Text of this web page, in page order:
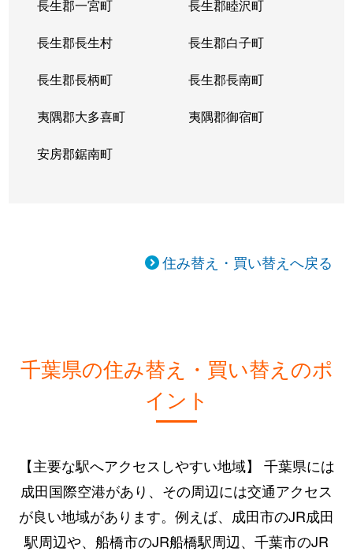
長生郡一宮町 長生郡睦沢町
長生郡長生村 長生郡白子町
長生郡長柄町 長生郡長南町
夷隅郡大多喜町 夷隅郡御宿町
安房郡鋸南町
住み替え・買い替えへ戻る
千葉県の住み替え・買い替えのポ
イント
【主要な駅へアクセスしやすい地域】 千葉県には
成田国際空港があり、その周辺には交通アクセス
が良い地域があります。例えば、成田市のJR成田
駅周辺や、船橋市のJR船橋駅周辺、千葉市のJR